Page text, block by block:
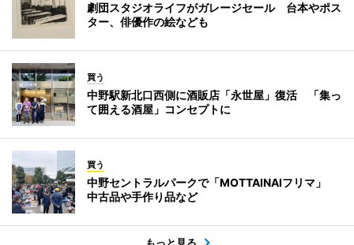
劇団スタジオライフがガレージセール 台本やポス
ター、俳優作の絵なども
買う
中野駅新北口西側に酒販店「永世屋」復活 「集っ
て囲える酒屋」コンセプトに
買う
中野セントラルパークで「MOTTAINAIフリマ」
中古品や手作り品など